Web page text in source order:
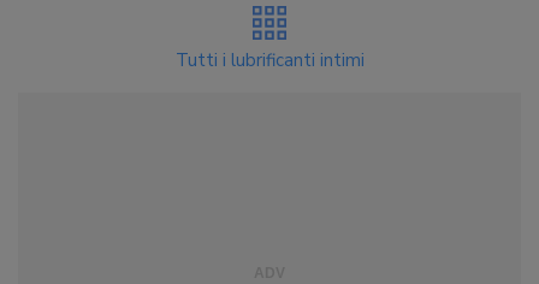
Tutti i lubrificanti intimi